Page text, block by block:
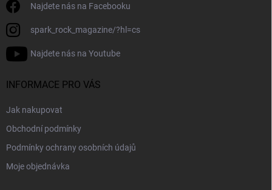
Najdete nás na Facebooku
spark_rock_magazine/?hl=cs
Najdete nás na Youtube
INFORMACE PRO VÁS
Jak nakupovat
Obchodní podmínky
Podmínky ochrany osobních údajů
Moje objednávka